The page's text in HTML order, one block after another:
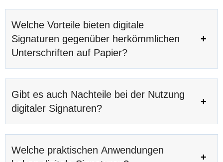
Welche Vorteile bieten digitale
Signaturen gegenüber herkömmlichen
Unterschriften auf Papier?
Gibt es auch Nachteile bei der Nutzung
digitaler Signaturen?
Welche praktischen Anwendungen